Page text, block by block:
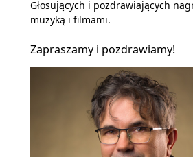
Głosujących i pozdrawiających
muzyką i filmami.
Zapraszamy i pozdrawiamy!